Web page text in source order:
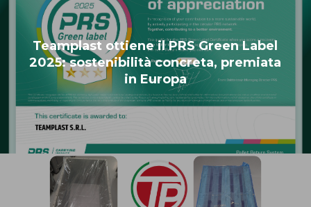
Teamplast ottiene il PRS Green Label
2025: sostenibilità concreta, premiata
in Europa